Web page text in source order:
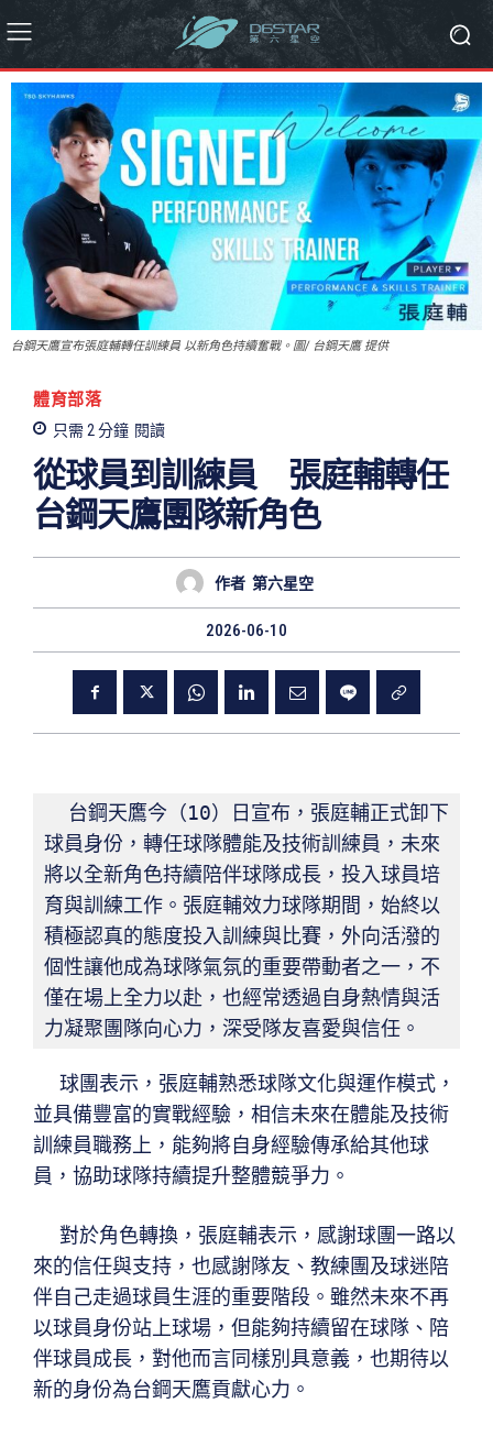
台鋼天鷹宣布張庭輔轉任訓練員 以新角色持續奮戰。圖/ 台鋼天鷹 提供
體育部落
只需 2分鐘 閱讀
從球員到訓練員 張庭輔轉任
台鋼天鷹團隊新角色
作者 第六星空
2026-06-10
台鋼天鷹今（10）日宣布，張庭輔正式卸下
球員身份，轉任球隊體能及技術訓練員，未來
將以全新角色持續陪伴球隊成長，投入球員培
育與訓練工作。張庭輔效力球隊期間，始終以
積極認真的態度投入訓練與比賽，外向活潑的
個性讓他成為球隊氣氛的重要帶動者之一，不
僅在場上全力以赴，也經常透過自身熱情與活
力凝聚團隊向心力，深受隊友喜愛與信任。
球團表示，張庭輔熟悉球隊文化與運作模式，
並具備豐富的實戰經驗，相信未來在體能及技術
訓練員職務上，能夠將自身經驗傳承給其他球
員，協助球隊持續提升整體競爭力。
對於角色轉換，張庭輔表示，感謝球團一路以
來的信任與支持，也感謝隊友、教練團及球迷陪
伴自己走過球員生涯的重要階段。雖然未來不再
以球員身份站上球場，但能夠持續留在球隊、陪
伴球員成長，對他而言同樣別具意義，也期待以
新的身份為台鋼天鷹貢獻心力。